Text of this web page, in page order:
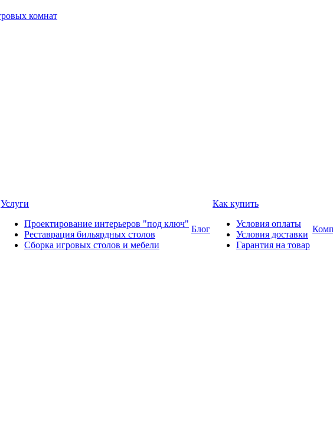
Услуги
Проектирование интерьеров "под ключ"
Реставрация бильярдных столов
Сборка игровых столов и мебели
Блог
Как купить
Условия оплаты
Условия доставки
Гарантия на товар